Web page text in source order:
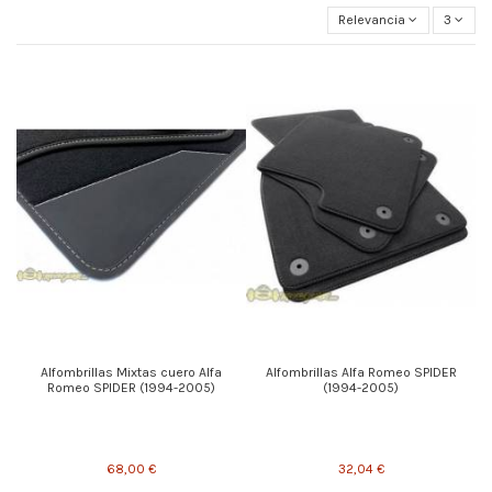
Relevancia 3
Alfombrillas Mixtas cuero Alfa
Romeo SPIDER (1994-2005)
68,00 €
Alfombrillas Alfa Romeo SPIDER
(1994-2005)
32,04 €